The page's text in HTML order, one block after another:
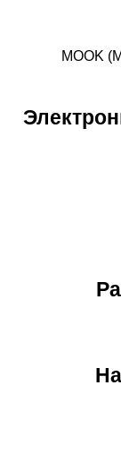
МООK